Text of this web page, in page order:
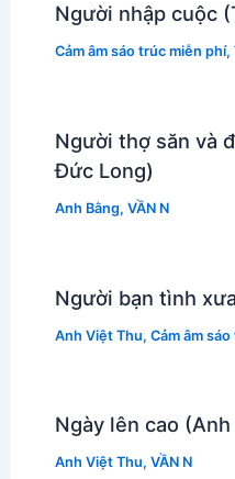
Người nhập cuộc
Cảm âm sáo trúc miễn phí,
Người thợ săn và
Đức Long)
Anh Bằng, VẦN N
Người bạn tình
Anh Việt Thu, Cảm âm
Ngày lên cao
Anh Việt Thu, VẦN N